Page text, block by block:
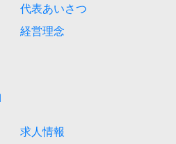
代表あいさつ
経営理念
求人情報